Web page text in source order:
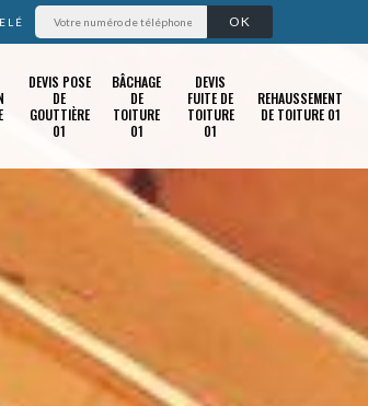
DEVIS POSE
DE
GOUTTIÈRE
01
BÂCHAGE
DE
TOITURE
01
DEVIS
FUITE DE
TOITURE
01
REHAUSSEMENT
DE TOITURE 01